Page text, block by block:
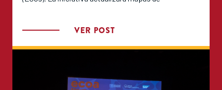
herramientas estratégicas para mejorar el apoyo a
completando un cuestionario antes del 3 de febrero
VER POST